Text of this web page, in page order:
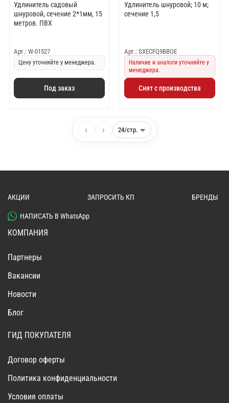
Удлинитель садовый
шнуровой, сечение 2*1мм, 15
метров. ПВХ
Арт.: W-01527
Цену уточняйте у менеджера.
Под заказ
Удлинитель шнуровой; 10 м;
сечение 1,5
Арт.: SXECFQ9BBOE
Наличие и аналоги уточняйте у
менеджера.
Снят с производства
‹ ›
АКЦИИ ЗАПРОСИТЬ КП БРЕНДЫ
НАПИСАТЬ В WhatsApp
КОМПАНИЯ
Партнеры
Вакансии
Новости
Блог
ГИД ПОКУПАТЕЛЯ
Договор оферты
Политика конфиденциальности
Условия оплаты